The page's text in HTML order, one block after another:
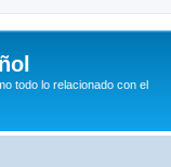
todo lo relacionado con el